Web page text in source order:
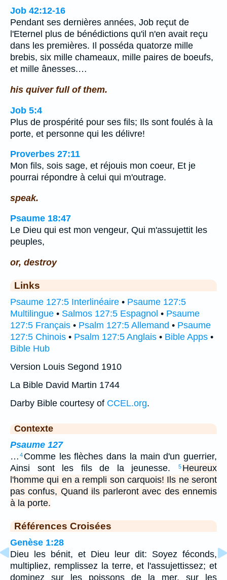
Job 42:12-16
Pendant ses dernières années, Job reçut de
l'Eternel plus de bénédictions qu'il n'en avait reçu
dans les premières. Il posséda quatorze mille
brebis, six mille chameaux, mille paires de boeufs,
et mille ânesses.…
his quiver full of them.
Job 5:4
Plus de prospérité pour ses fils; Ils sont foulés à la
porte, et personne qui les délivre!
Proverbes 27:11
Mon fils, sois sage, et réjouis mon coeur, Et je
pourrai répondre à celui qui m'outrage.
speak.
Psaume 18:47
Le Dieu qui est mon vengeur, Qui m'assujettit les
peuples,
or, destroy
Links
Psaume 127:5 Interlinéaire • Psaume 127:5
Multilingue • Salmos 127:5 Espagnol • Psaume
127:5 Français • Psalm 127:5 Allemand • Psaume
127:5 Chinois • Psalm 127:5 Anglais • Bible Apps •
Bible Hub
Version Louis Segond 1910
La Bible David Martin 1744
Darby Bible courtesy of CCEL.org.
Contexte
Psaume 127
… 4 Comme les flèches dans la main d'un guerrier,
Ainsi sont les fils de la jeunesse.
5 Heureux
l'homme qui en a rempli son carquois! Ils ne seront
pas confus, Quand ils parleront avec des ennemis
à la porte.
Références Croisées
Genèse 1:28
Dieu les bénit, et Dieu leur dit: Soyez féconds,
multipliez, remplissez la terre, et l'assujettissez; et
dominez sur les poissons de la mer, sur les